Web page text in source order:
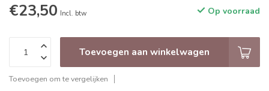
€23,50 Incl. btw Op voorraad
Toevoegen aan winkelwagen
Toevoegen om te vergelijken